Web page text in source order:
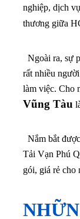
nghiệp, dịch
thương giữa
Ngoài ra, sự
rất nhiều
làm việc. Cho
Vũng Tàu
Nắm bắt
Tải Vạn Phú
gói, giá rẻ cho